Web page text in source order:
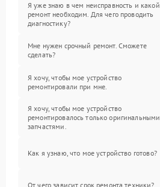
Я уже знаю в чем неисправность и какой
ремонт необходим. Для чего проводить
диагностику?
Мне нужен срочный ремонт. Сможете
сделать?
Я хочу, чтобы мое устройство
ремонтировали при мне.
Я хочу, чтобы мое устройство
ремонтировалось только оригинальными
запчастями.
Как я узнаю, что мое устройство готово?
От чего зависит срок ремонта техники?